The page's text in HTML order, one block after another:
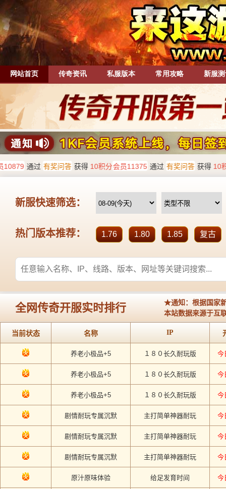
网站首页 传奇资讯 私服版本 常用攻略 新服